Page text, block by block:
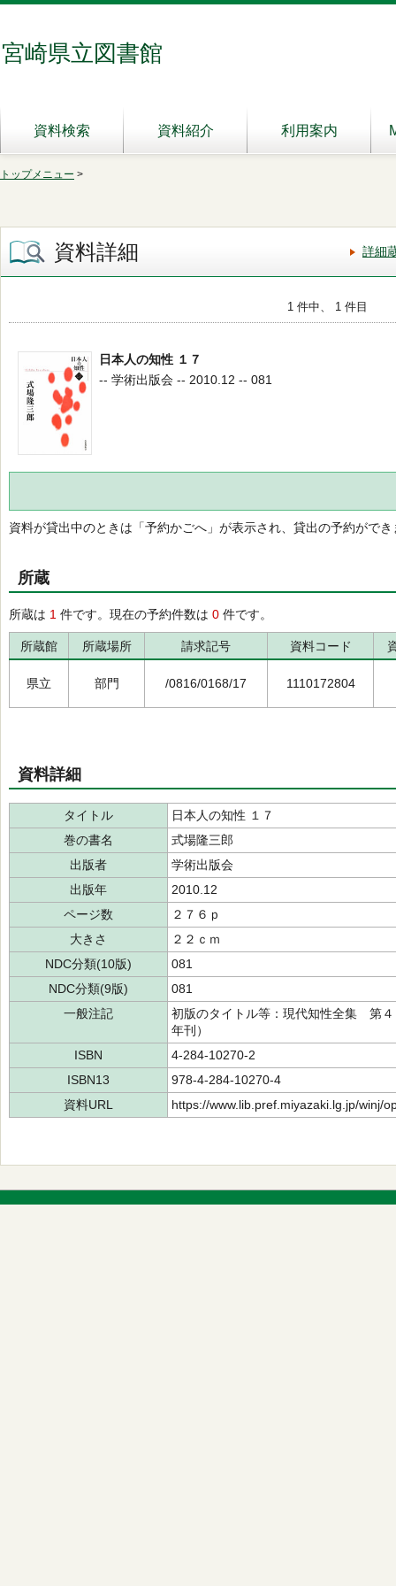
宮崎県立図書館
資料検索 資料紹介 利用案内
トップメニュー >
資料詳細 詳細
1 件中、 1 件目
日本人の知性 １７
-- 学術出版会 -- 2010.12 -- 081
資料が貸出中のときは「予約かごへ」が表示され、貸出の予約ができ
所蔵
所蔵は 1 件です。現在の予約件数は 0 件です。
所蔵館 所蔵場所 請求記号 資料コード
県立 部門 /0816/0168/17 1110172804
資料詳細
タイトル
日本人の知性 １７
巻の書名
式場隆三郎
出版者
学術出版会
出版年
2010.12
ページ数
２７６ｐ
大きさ
２２ｃｍ
NDC分類(10版)
081
NDC分類(9版)
081
一般注記
初版のタイトル等：現代知性全集 第
年刊）
ISBN
4-284-10270-2
ISBN13
978-4-284-10270-4
資料URL
https://www.lib.pref.miyazaki.lg.jp/winj/